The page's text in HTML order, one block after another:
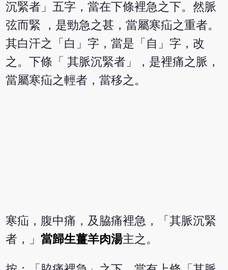
沉緊者」五字，當在下條裡急之下。然脈
弦而緊 ，是勁急之甚，當屬寒疝之重者。
其白汗之「白」字，當是「自」字，改
之。下條「 其脈沉緊者」，是裡痛之脈，
當屬寒疝之輕者，當移之。
寒疝，腹中痛，及脇痛裡急，「其脈沉緊
者，」當歸生薑羊肉湯主之。